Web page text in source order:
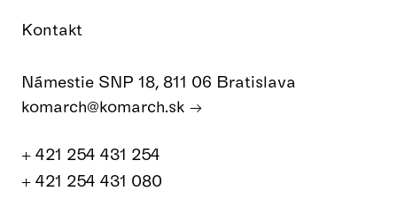
Kontakt
Námestie SNP 18, 811 06 Bratislava
komarch@komarch.sk
+ 421 254 431 254
+ 421 254 431 080